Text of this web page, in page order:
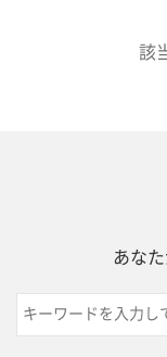
該
あな